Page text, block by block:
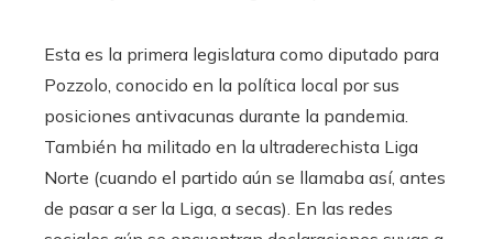
Esta es la primera legislatura como diputado para
Pozzolo, conocido en la política local por sus
posiciones antivacunas durante la pandemia.
También ha militado en la ultraderechista Liga
Norte (cuando el partido aún se llamaba así, antes
de pasar a ser la Liga, a secas). En las redes